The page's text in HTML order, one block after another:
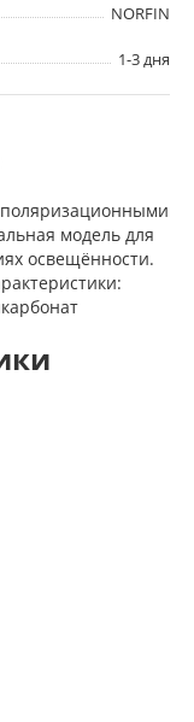
NORFIN
1-3 дня
модель для
освещённости.